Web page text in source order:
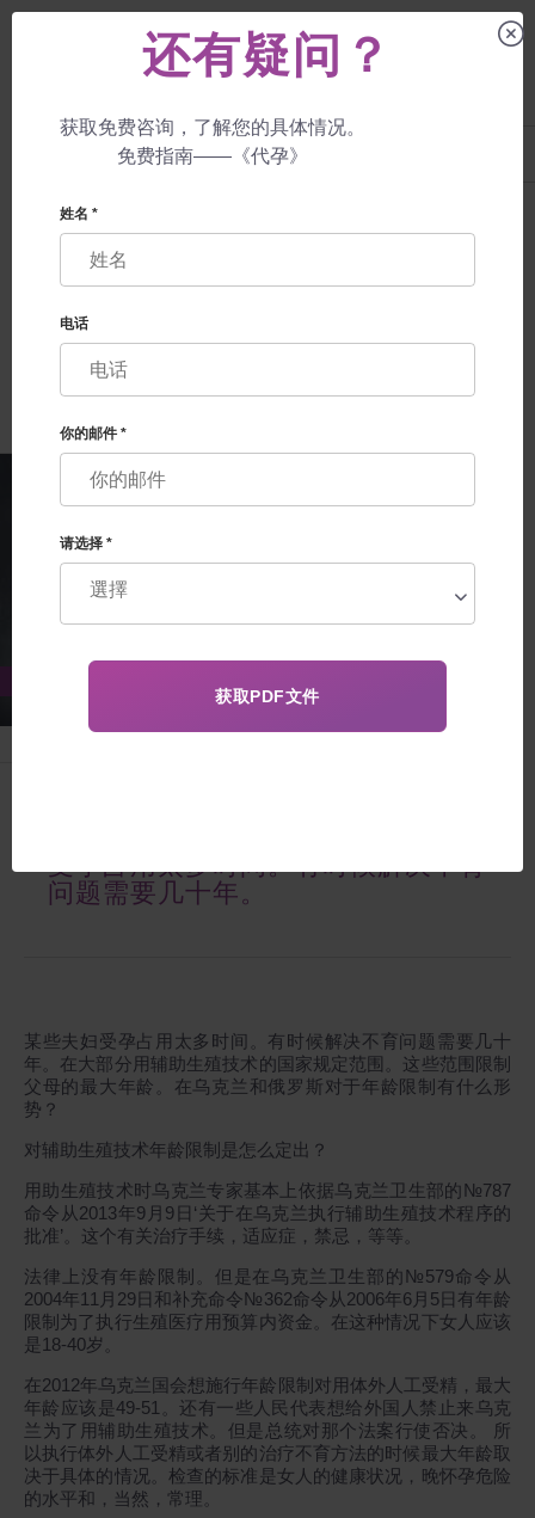
+38 057 760 48 29
代孕母亲
父母的最大年龄
受孕占用太多时间。有时候解决不育
问题需要几十年。
某些夫妇受孕占用太多时间。有时候解决不育问题需要几十
年。在大部分用辅助生殖技术的国家规定范围。这些范围限制
父母的最大年龄。在乌克兰和俄罗斯对于年龄限制有什么形
势？
对辅助生殖技术年龄限制是怎么定出？
用助生殖技术时乌克兰专家基本上依据乌克兰卫生部的№787
命令从2013年9月9日‘关于在乌克兰执行辅助生殖技术程序的
批准’。这个有关治疗手续，适应症，禁忌，等等。
法律上没有年龄限制。但是在乌克兰卫生部的№579命令从
2004年11月29日和补充命令№362命令从2006年6月5日有年龄
限制为了执行生殖医疗用预算内资金。在这种情况下女人应该
是18-40岁。
在2012年乌克兰国会想施行年龄限制对用体外人工受精，最大
年龄应该是49-51。还有一些人民代表想给外国人禁止来乌克
兰为了用辅助生殖技术。但是总统对那个法案行使否决。 所
以执行体外人工受精或者别的治疗不育方法的时候最大年龄取
决于具体的情况。检查的标准是女人的健康状况，晚怀孕危险
的水平和，当然，常理。
还有疑问？
获取免费咨询，了解您的具体情况。
免费指南——《代孕》
姓名 *
电话
你的邮件 *
请选择 *